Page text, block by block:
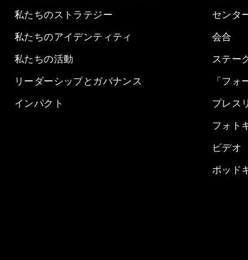
私たちのストラテジー
私たちのアイデンティティ
私たちの活動
リーダーシップとガバナンス
インパクト
センタ
会合
ステー
「フォ
プレス
フォト
ビデオ
ポッド